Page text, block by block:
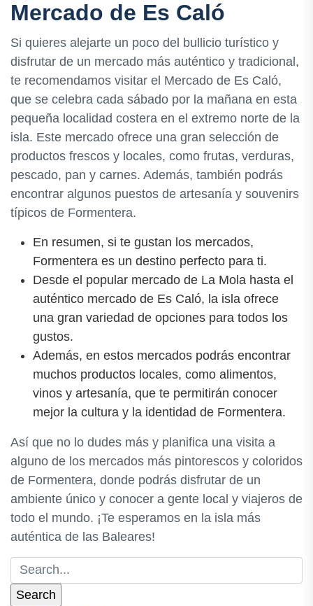
Mercado de Es Caló
Si quieres alejarte un poco del bullicio turístico y
disfrutar de un mercado más auténtico y tradicional,
te recomendamos visitar el Mercado de Es Caló,
que se celebra cada sábado por la mañana en esta
pequeña localidad costera en el extremo norte de la
isla. Este mercado ofrece una gran selección de
productos frescos y locales, como frutas, verduras,
pescado, pan y carnes. Además, también podrás
encontrar algunos puestos de artesanía y souvenirs
típicos de Formentera.
En resumen, si te gustan los mercados,
Formentera es un destino perfecto para ti.
Desde el popular mercado de La Mola hasta el
auténtico mercado de Es Caló, la isla ofrece
una gran variedad de opciones para todos los
gustos.
Además, en estos mercados podrás encontrar
muchos productos locales, como alimentos,
vinos y artesanía, que te permitirán conocer
mejor la cultura y la identidad de Formentera.
Así que no lo dudes más y planifica una visita a
alguno de los mercados más pintorescos y coloridos
de Formentera, donde podrás disfrutar de un
ambiente único y conocer a gente local y viajeros de
todo el mundo. ¡Te esperamos en la isla más
auténtica de las Baleares!